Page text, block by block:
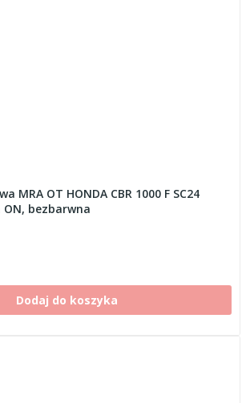
MRA OT HONDA CBR 1000 F SC24
bezbarwna
Dodaj do koszyka